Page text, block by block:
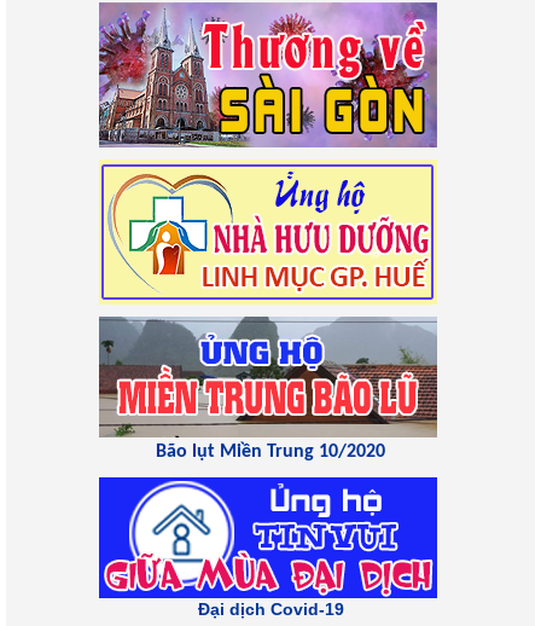
Bão lụt Miền Trung 10/2020
Đại dịch Covid-19